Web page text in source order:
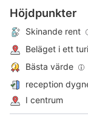
Höjdpunkter
Skinande rent
Beläget i ett
Bästa värde
reception
I centrum